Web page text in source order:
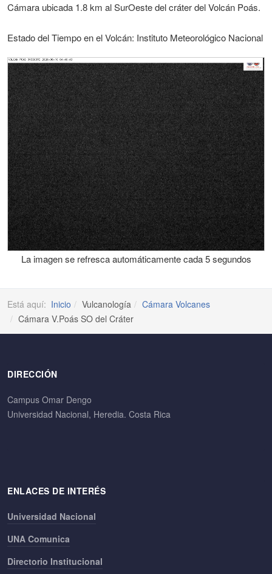
Cámara ubicada 1.8 km al SurOeste del cráter del Volcán Poás.
Estado del Tiempo en el Volcán: Instituto Meteorológico Nacional
La imagen se refresca automáticamente cada 5 segundos
Está aquí: Inicio Vulcanología
Cámara Volcanes
Cámara V.Poás SO del Cráter
DIRECCIÓN
Campus Omar Dengo
Universidad Nacional, Heredia. Costa Rica
ENLACES DE INTERÉS
Universidad Nacional
UNA Comunica
Directorio Institucional